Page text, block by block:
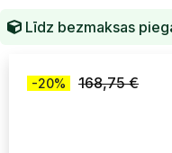
Līdz bezmaksas
-20% 168,75 €